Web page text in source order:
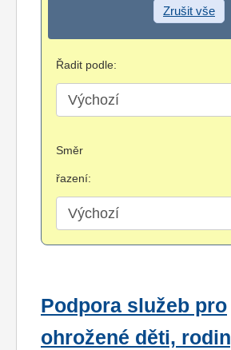
Zrušit vše
Řadit podle:
Směr
řazení:
Podpora služeb pro
ohrožené děti,